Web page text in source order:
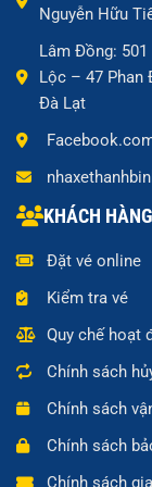
Nguyễn Hữu
Lâm Đồng: 501
Lộc – 47 Phan
Đà Lạt
KHÁCH HÀNG
Đặt vé online
Kiểm tra vé
Quy chế hoạt
Chính sách
Chính sách
Chính sách
Chính sách